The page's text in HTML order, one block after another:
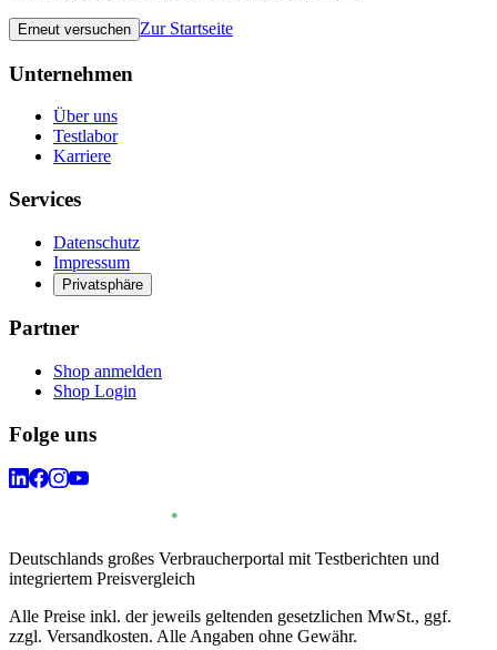
Erneut versuchen Zur Startseite
Unternehmen
Über uns
Testlabor
Karriere
Services
Datenschutz
Impressum
Privatsphäre
Partner
Shop anmelden
Shop Login
Folge uns
Deutschlands großes Verbraucherportal mit Testberichten und
integriertem Preisvergleich
Alle Preise inkl. der jeweils geltenden gesetzlichen MwSt., ggf.
zzgl. Versandkosten. Alle Angaben ohne Gewähr.